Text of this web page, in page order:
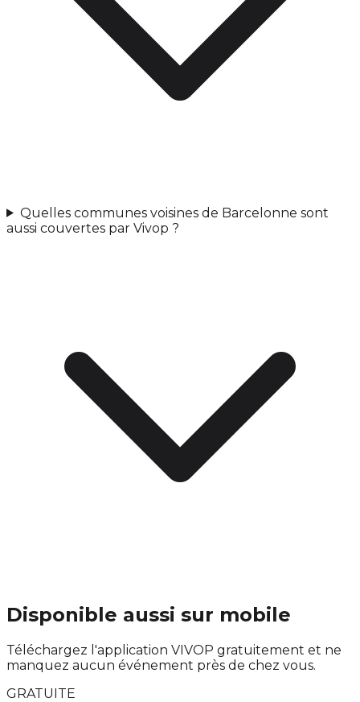
Quelles communes voisines de Barcelonne sont
aussi couvertes par Vivop ?
Disponible aussi sur mobile
Téléchargez l'application VIVOP gratuitement et ne
manquez aucun événement près de chez vous.
GRATUITE